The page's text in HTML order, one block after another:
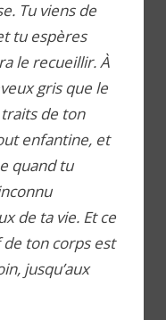
Tu viens de
tu espères
le recueillir. À
gris que le
de ton
enfantine, et
quand tu
de ta vie. Et ce
ton corps est
jusqu’aux